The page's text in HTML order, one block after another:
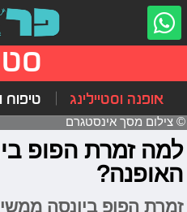
אופנה וסטיילינג טיפוח
© צילום מסך אינסטגרם
למה זמרת הפופ
האופנה?
זמרת הפופ ביונסה